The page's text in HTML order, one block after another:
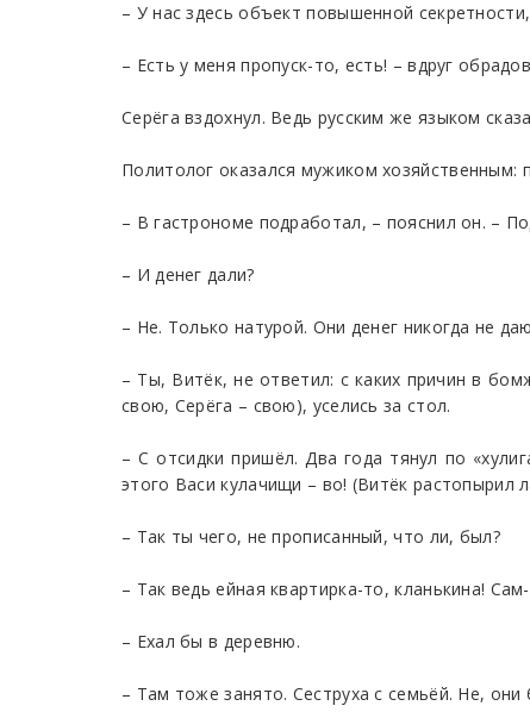
– У нас здесь объект повышенной
– Есть у меня пропуск-то, есть! – вдруг
Серёга вздохнул. Ведь русским же языком
Политолог оказался мужиком хозяйственным:
– В гастрономе подработал, – пояснил он. –
– И денег дали?
– Не. Только натурой. Они денег никогда не
– Ты, Витёк, не ответил: с каких причин в
свою, Серёга – свою), уселись за стол.
– С отсидки пришёл. Два года тянул по
этого Васи кулачищи – во! (Витёк растопырил
– Так ты чего, не прописанный, что ли, был?
– Так ведь ейная квартирка-то, кланькина!
– Ехал бы в деревню.
– Там тоже занято. Сеструха с семьёй. Не,